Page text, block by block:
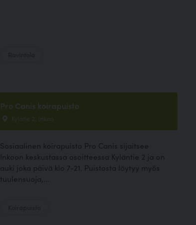
Pro Canis koirapuisto
Kylätie 2, Inkoo
Sosiaalinen koirapuisto Pro Canis sijaitsee
Inkoon keskustassa osoitteessa Kyläntie 2 ja on
auki joka päivä klo 7-21. Puistosta löytyy myös
tuulensuoja,...